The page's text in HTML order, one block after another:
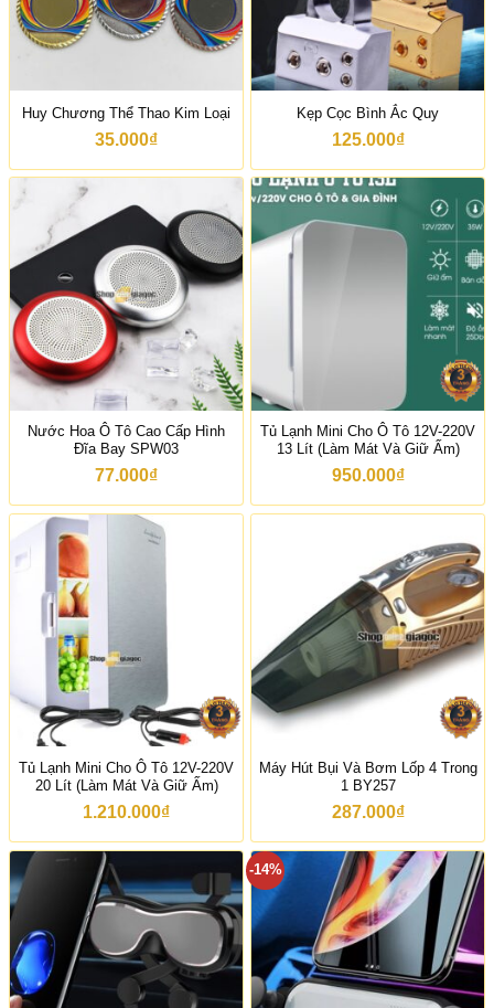
Huy Chương Thể Thao Kim Loại
35.000₫
Kẹp Cọc Bình Ắc Quy
125.000₫
Nước Hoa Ô Tô Cao Cấp Hình
Đĩa Bay SPW03
77.000₫
Tủ Lạnh Mini Cho Ô Tô 12V-220V
13 Lít (Làm Mát Và Giữ Ấm)
950.000₫
Tủ Lạnh Mini Cho Ô Tô 12V-220V
20 Lít (Làm Mát Và Giữ Ấm)
1.210.000₫
Máy Hút Bụi Và Bơm Lốp 4 Trong
1 BY257
287.000₫
-14%